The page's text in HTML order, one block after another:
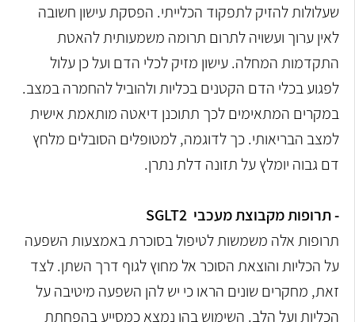
שעלולות להזיק לתפקוד הכלייתי. הפסקת עישון חשובה
לאין ערוך ועשויה לתרום תרומה משמעותית להאטת
התקדמות המחלה. עישון מזיק לכלי הדם ועל כן עלול
לפגוע בכלי הדם הקטניםבכליות ולהוביל להחמרה במצב.
במקרים המתאימים לכך תתוכנן דיאטה מותאמת אישית
למצב הבריאותי. כךלדוגמה, למטופלים הסובלים מלחץ
דם גבוה יומלץ על תזונה דלת נתרן.
- תרופות מקבוצת מעכבי SGLT2
תרופות אלה משמשות לטיפול בסוכרת באמצעות השפעה
על הכליות והוצאתהסוכר אל מחוץ לגוף דרך השתן. לצד
זאת, מחקרים שונים הראו כי יש להן השפעה מיטיבה על
הכליות ועל הלב. השימוש בהן נמצא כמסייע בהפחתת